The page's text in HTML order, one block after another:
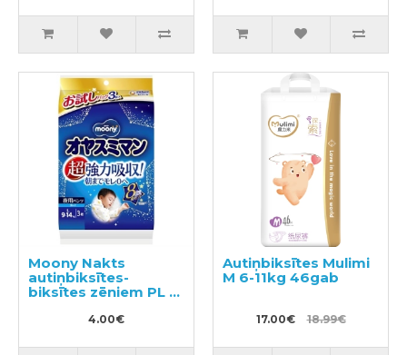
Moony Nakts
autiņbiksītes-
biksītes zēniem PL 9-
4.00€
Autiņbiksītes Mulimi
M 6-11kg 46gab
17.00€ 18.99€